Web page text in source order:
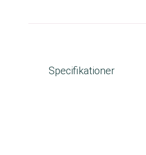
Specifikationer